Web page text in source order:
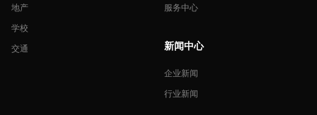
地产
学校
交通
服务中心
新闻中心
企业新闻
行业新闻